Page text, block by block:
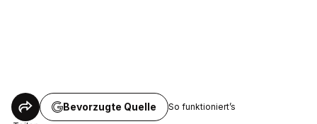
Bevorzugte Quelle So funktioniert’s